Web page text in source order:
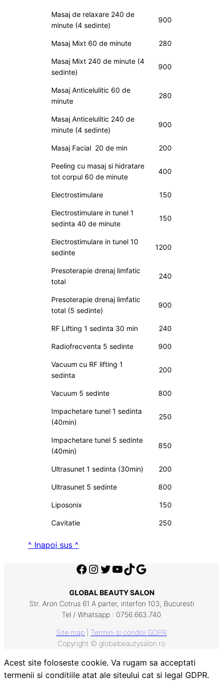
Masaj de relaxare 240 de
minute (4 sedinte)
900
Masaj Mixt 60 de minute 280
Masaj Mixt 240 de minute (4
sedinte)
900
Masaj Anticelulitic 60 de
minute
280
Masaj Anticelulitic 240 de
minute (4 sedinte)
900
Masaj Facial 20 de min 200
Peeling cu masaj si hidratare
tot corpul 60 de minute
400
Electrostimulare 150
Electrostimulare in tunel 1
sedinta 40 de minute
150
Electrostimulare in tunel 10
sedinte
1200
Presoterapie drenaj limfatic
total
240
Presoterapie drenaj limfatic
total (5 sedinte)
900
RF Lifting 1 sedinta 30 min 240
Radiofrecventa 5 sedinte 900
Vacuum cu RF lifting 1
sedinta
200
Vacuum 5 sedinte 800
Impachetare tunel 1 sedinta
(40min)
250
Impachetare tunel 5 sedinte
(40min)
850
Ultrasunet 1 sedinta (30min) 200
Ultrasunet 5 sedinte 800
Liposonix 150
Cavitatie 250
^ Inapoi sus ^
Facebook
Instagram
Twitter
YouTube
TikTok
Google
GLOBAL BEAUTY SALON
Str. Aron Cotrus 61 A parter, interfon 103, Bucuresti
Tel / Whatsapp : 0756.663.740
Site map
Termini si conditii GDPR
Copyright © globalbeautysalon.ro
Acest site foloseste cookie. Va rugam sa acceptati
termenii si conditiile atat ale siteului cat si legal GDPR.